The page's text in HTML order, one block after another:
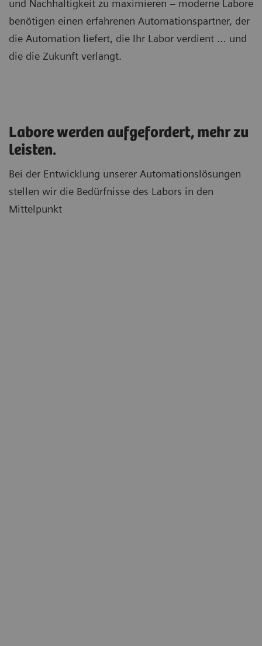
und Nachhaltigkeit zu maximieren – moderne Labore
benötigen einen erfahrenen Automationspartner, der
die Automation liefert, die Ihr Labor verdient … und
die die Zukunft verlangt.
Labore werden aufgefordert, mehr zu
leisten.
Bei der Entwicklung unserer Automationslösungen
stellen wir die Bedürfnisse des Labors in den
Mittelpunkt